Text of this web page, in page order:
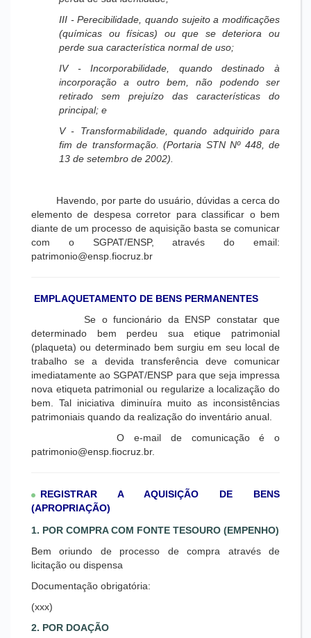
III - Perecibilidade, quando sujeito a modificações
(químicas ou físicas) ou que se deteriora ou
perde sua característica normal de uso;
IV - Incorporabilidade, quando destinado à
incorporação a outro bem, não podendo ser
retirado sem prejuízo das características do
principal; e
V - Transformabilidade, quando adquirido para
fim de transformação. (Portaria STN Nº 448, de
13 de setembro de 2002).
Havendo, por parte do usuário, dúvidas a cerca do
elemento de despesa corretor para classificar o bem
diante de um processo de aquisição basta se comunicar
com o SGPAT/ENSP, através do email:
patrimonio@ensp.fiocruz.br
EMPLAQUETAMENTO DE BENS PERMANENTES
Se o funcionário da ENSP constatar que
determinado bem perdeu sua etique patrimonial
(plaqueta) ou determinado bem surgiu em seu local de
trabalho se a devida transferência deve comunicar
imediatamente ao SGPAT/ENSP para que seja impressa
nova etiqueta patrimonial ou regularize a localização do
bem. Tal iniciativa diminuíra muito as inconsistências
patrimoniais quando da realização do inventário anual.
O e-mail de comunicação é o
patrimonio@ensp.fiocruz.br.
REGISTRAR A AQUISIÇÃO DE BENS
(APROPRIAÇÃO)
1. POR COMPRA COM FONTE TESOURO (EMPENHO)
Bem oriundo de processo de compra através de
licitação ou dispensa
Documentação obrigatória:
(xxx)
2. POR DOAÇÃO